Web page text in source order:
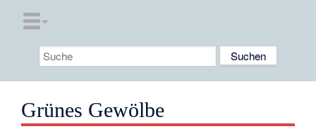
Grünes Gewölbe